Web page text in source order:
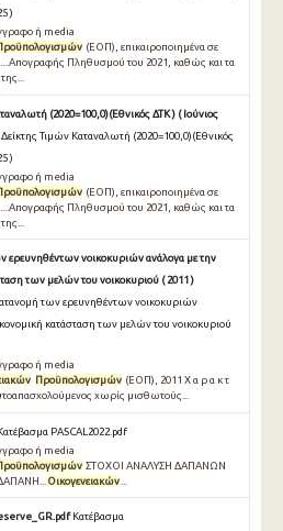
)
ή media
(ΕΟΠ), επικαιροποιημένα σε
Πληθυσμού του 2021, καθώς και τα
(2020=100,0)(Εθνικός ΔΤΚ ) ( Ιούνιος
Τιμών Καταναλωτή (2020=100,0)(Εθνικός
)
ή media
(ΕΟΠ), επικαιροποιημένα σε
Πληθυσμού του 2021, καθώς και τα
ερευνηθέντων νοικοκυριών ανάλογα με την
των μελών του νοικοκυριού ( 2011 )
των ερευνηθέντων νοικοκυριών
κατάσταση των μελών του νοικοκυριού
ή media
Προϋπολογισμών (ΕΟΠ), 2011 Χ α ρ α κ τ
χωρίς μισθωτούς...
PASCAL2022.pdf
ή media
ΣΤΟΧΟΙ ΑΝΑΛΥΣΗ ΔΑΠΑΝΩΝ
Οικογενειακών
Κατέβασμα